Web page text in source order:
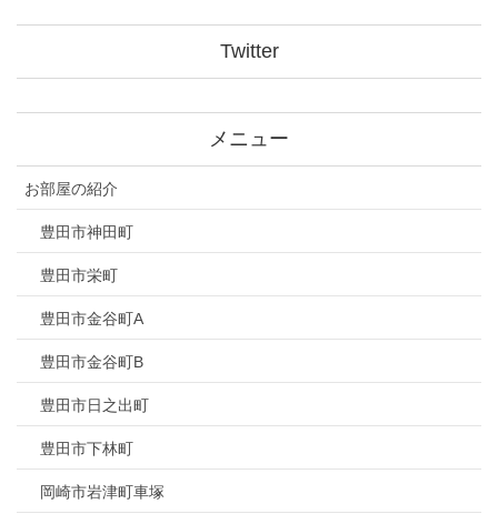
Twitter
メニュー
お部屋の紹介
豊田市神田町
豊田市栄町
豊田市金谷町A
豊田市金谷町B
豊田市日之出町
豊田市下林町
岡崎市岩津町車塚